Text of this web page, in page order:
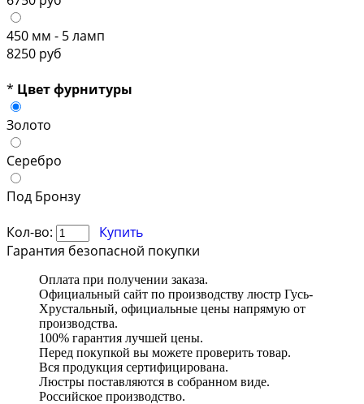
450 мм - 5 ламп
8250 руб
* Цвет фурнитуры
Золото
Серебро
Под Бронзу
Кол-во:
Купить
Гарантия безопасной покупки
Оплата при получении заказа.
Официальный сайт по производству люстр Гусь-
Хрустальный, официальные цены напрямую от
производства.
100% гарантия лучшей цены.
Перед покупкой вы можете проверить товар.
Вся продукция сертифицирована.
Люстры поставляются в собранном виде.
Российское производство.